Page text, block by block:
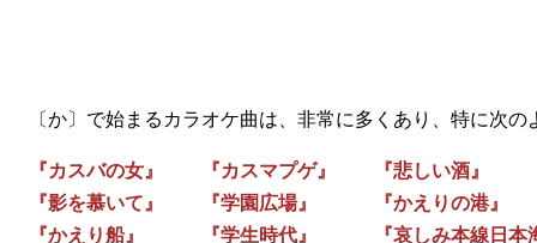
〔か〕で始まるカラオケ曲は、非常に多くあり、特に次の
『カスバの女』 『カスマプゲ』 『悲しい酒』
『影を慕いて』 『学園広場』 『かえりの港』
『かえり船』 『学生時代』 『哀しみ本線日本